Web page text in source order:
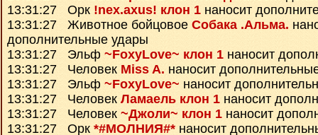
13:31:27 Орк !nex.axus! клон 1 наносит
13:31:27 Животное бойцовое Собака .Альма.
дополнительные удары
13:31:27 Эльф ~FoxyLove~ клон 1 наносит
13:31:27 Человек Miss A. наносит
13:31:27 Эльф ~FoxyLove~ наносит
13:31:27 Человек Ламаель клон 1 наносит
13:31:27 Человек ~Джоли~ клон 1 наносит
13:31:27 Орк *#МОЛНИЯ#* наносит